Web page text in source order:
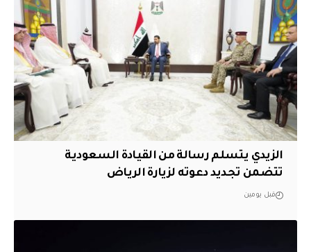
الزيدي يتسلم رسالة من القيادة السعودية
تتضمن تجديد دعوته لزيارة الرياض
قبل يومين